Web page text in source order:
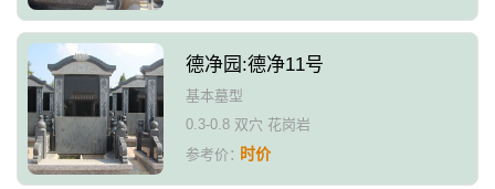
德净园:德净11号
基本墓型
0.3-0.8 双穴 花岗岩
参考价：时价